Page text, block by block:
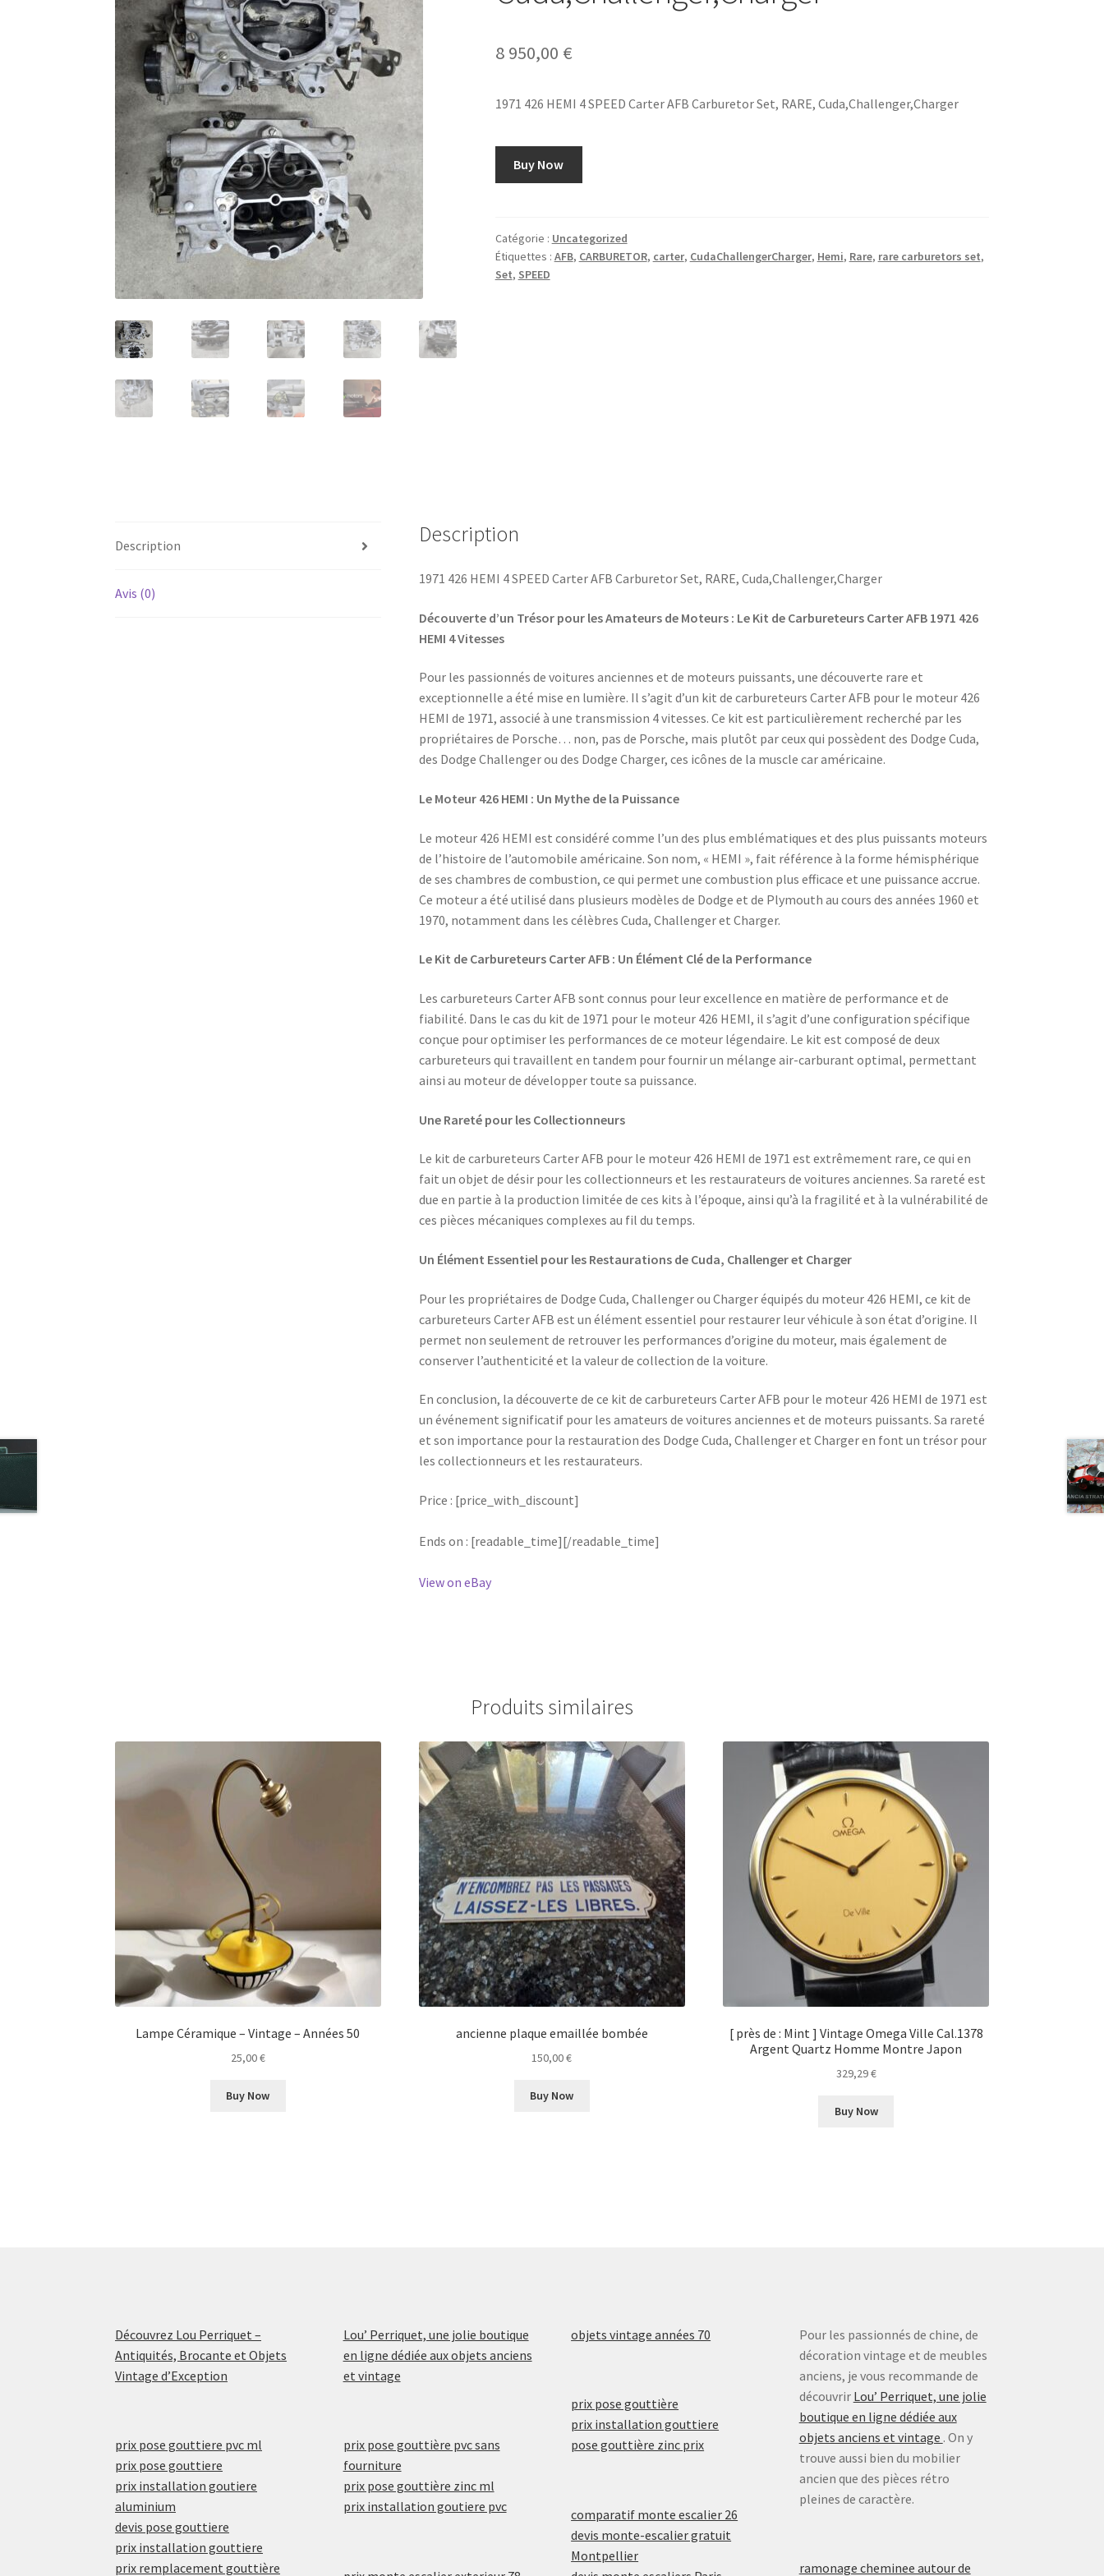
8 950,00 €
1971 426 HEMI 4 SPEED Carter AFB Carburetor Set, RARE, Cuda,Challenger,Charger
Buy Now
Catégorie : Uncategorized
Étiquettes : AFB, CARBURETOR, carter, CudaChallengerCharger, Hemi, Rare, rare carburetors set,
Set, SPEED
Description
Avis (0)
Description
1971 426 HEMI 4 SPEED Carter AFB Carburetor Set, RARE, Cuda,Challenger,Charger
Découverte d’un Trésor pour les Amateurs de Moteurs : Le Kit de Carbureteurs Carter AFB 1971 426
HEMI 4 Vitesses
Pour les passionnés de voitures anciennes et de moteurs puissants, une découverte rare et
exceptionnelle a été mise en lumière. Il s’agit d’un kit de carbureteurs Carter AFB pour le moteur 426
HEMI de 1971, associé à une transmission 4 vitesses. Ce kit est particulièrement recherché par les
propriétaires de Porsche… non, pas de Porsche, mais plutôt par ceux qui possèdent des Dodge Cuda,
des Dodge Challenger ou des Dodge Charger, ces icônes de la muscle car américaine.
Le Moteur 426 HEMI : Un Mythe de la Puissance
Le moteur 426 HEMI est considéré comme l’un des plus emblématiques et des plus puissants moteurs
de l’histoire de l’automobile américaine. Son nom, « HEMI », fait référence à la forme hémisphérique
de ses chambres de combustion, ce qui permet une combustion plus efficace et une puissance accrue.
Ce moteur a été utilisé dans plusieurs modèles de Dodge et de Plymouth au cours des années 1960 et
1970, notamment dans les célèbres Cuda, Challenger et Charger.
Le Kit de Carbureteurs Carter AFB : Un Élément Clé de la Performance
Les carbureteurs Carter AFB sont connus pour leur excellence en matière de performance et de
fiabilité. Dans le cas du kit de 1971 pour le moteur 426 HEMI, il s’agit d’une configuration spécifique
conçue pour optimiser les performances de ce moteur légendaire. Le kit est composé de deux
carbureteurs qui travaillent en tandem pour fournir un mélange air-carburant optimal, permettant
ainsi au moteur de développer toute sa puissance.
Une Rareté pour les Collectionneurs
Le kit de carbureteurs Carter AFB pour le moteur 426 HEMI de 1971 est extrêmement rare, ce qui en
fait un objet de désir pour les collectionneurs et les restaurateurs de voitures anciennes. Sa rareté est
due en partie à la production limitée de ces kits à l’époque, ainsi qu’à la fragilité et à la vulnérabilité de
ces pièces mécaniques complexes au fil du temps.
Un Élément Essentiel pour les Restaurations de Cuda, Challenger et Charger
Pour les propriétaires de Dodge Cuda, Challenger ou Charger équipés du moteur 426 HEMI, ce kit de
carbureteurs Carter AFB est un élément essentiel pour restaurer leur véhicule à son état d’origine. Il
permet non seulement de retrouver les performances d’origine du moteur, mais également de
conserver l’authenticité et la valeur de collection de la voiture.
En conclusion, la découverte de ce kit de carbureteurs Carter AFB pour le moteur 426 HEMI de 1971 est
un événement significatif pour les amateurs de voitures anciennes et de moteurs puissants. Sa rareté
et son importance pour la restauration des Dodge Cuda, Challenger et Charger en font un trésor pour
les collectionneurs et les restaurateurs.
Price : [price_with_discount]
Ends on : [readable_time][/readable_time]
View on eBay
Produits similaires
Lampe Céramique – Vintage – Années 50
25,00€
Buy Now
ancienne plaque emaillée bombée
150,00€
Buy Now
[ près de : Mint ] Vintage Omega Ville Cal.1378
Argent Quartz Homme Montre Japon
329,29€
Buy Now
Découvrez Lou Perriquet –
Antiquités, Brocante et Objets
Vintage d’Exception
prix pose gouttiere pvc ml
prix pose gouttiere
prix installation goutiere
aluminium
devis pose gouttiere
prix installation gouttiere
prix remplacement gouttière
Lou’ Perriquet, une jolie boutique
en ligne dédiée aux objets anciens
et vintage
prix pose gouttière pvc sans
fourniture
prix pose gouttière zinc ml
prix installation goutiere pvc
objets vintage années 70
prix pose gouttière
prix installation gouttiere
pose gouttière zinc prix
comparatif monte escalier 26
devis monte-escalier gratuit
Montpellier
Pour les passionnés de chine, de
décoration vintage et de meubles
anciens, je vous recommande de
découvrir Lou’ Perriquet, une jolie
boutique en ligne dédiée aux
objets anciens et vintage . On y
trouve aussi bien du mobilier
ancien que des pièces rétro
pleines de caractère.
ramonage cheminee autour de